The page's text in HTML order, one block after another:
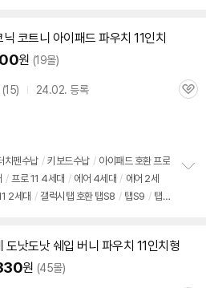
닉 코트니 아이패드 파우치 11인치
원 (19몰)
(상
15) 24.02. 등록
관
치펜수납 / 키보드수납 / 아이패드호환프로
/ 프로11 4세대 / 에어 4세대 / 에어 2세
2세대 / 갤럭시탭 호환 탭S8 / 탭S9 / 탭S
도낫도낫 쉐입 버니 파우치 11인치형
원 (45몰)